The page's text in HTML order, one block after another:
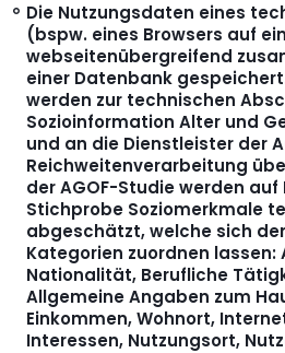
Die Nutzungsdaten eines
(bspw. eines Browsers auf
webseitenübergreifend
einer Datenbank
werden zur technischen
Sozioinformation Alter und
und an die Dienstleister der
Reichweitenverarbeitung
der AGOF-Studie werden
Stichprobe Soziomerkmale
abgeschätzt, welche sich
Kategorien zuordnen lassen:
Nationalität, Berufliche
Allgemeine Angaben zum
Einkommen, Wohnort,
Interessen, Nutzungsort,